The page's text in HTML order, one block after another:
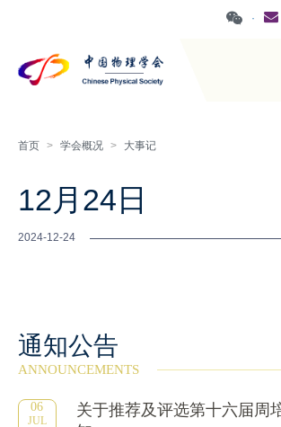
·
首页 > 学会概况 > 大事记
12月24日
2024-12-24
通知公告
ANNOUNCEMENTS
06
JUL
关于推荐及评选第十六届周